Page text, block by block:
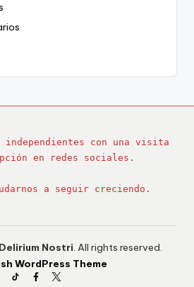
independientes con una visita
en redes sociales.
a seguir creciendo.
Delirium Nostri. All rights reserved.
WordPress Theme
TikTokFacebook
Twitter